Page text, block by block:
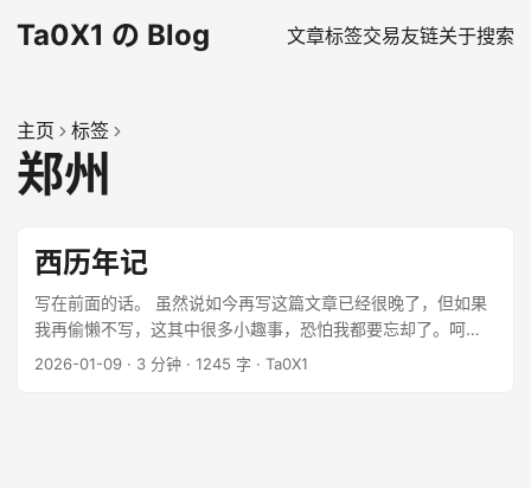
Ta0X1 の Blog 文章标签交易友链关于搜索
主页 标签
郑州
西历年记
写在前面的话。 虽然说如今再写这篇文章已经很晚了，但如果
我再偷懒不写，这其中很多小趣事，恐怕我都要忘却了。呵
呵！我总是这么懈怠，从有想法到现在，竟然拖了这么多天。
2026-01-09 · 3 分钟 · 1245 字 · Ta0X1